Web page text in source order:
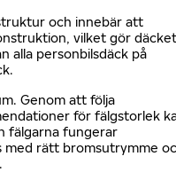
och innebär att
vilket gör däcket
alla personbilsdäck på
Genom att följa
för fälgstorlek
fälgarna fungerar
med rätt bromsutrymme